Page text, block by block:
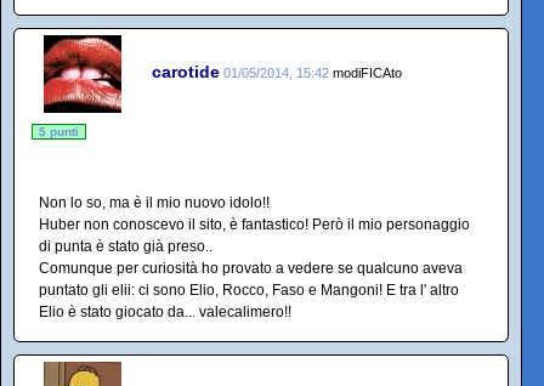
carotide 01/05/2014, 15:42 modiFICAto
5 punti
Non lo so, ma è il mio nuovo idolo!!
Huber non conoscevo il sito, è fantastico! Però il mio personaggio
di punta è stato già preso..
Comunque per curiosità ho provato a vedere se qualcuno aveva
puntato gli elii: ci sono Elio, Rocco, Faso e Mangoni! E tra l' altro
Elio è stato giocato da... valecalimero!!